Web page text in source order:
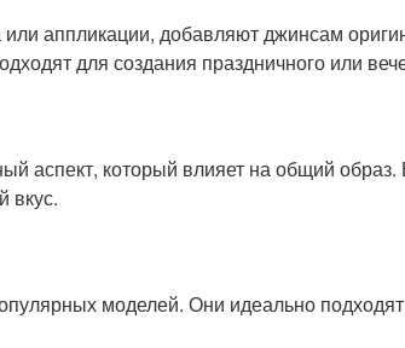
аппликации, добавляют джинсам
для создания праздничного или
аспект, который влияет на общий
вкус.
моделей. Они идеально подходят